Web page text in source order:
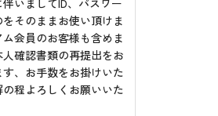
いましてID、パスワー
をそのままお使い頂けま
会員のお客様も含めま
人確認書類の再提出をお
、お手数をお掛けいた
の程よろしくお願いいた